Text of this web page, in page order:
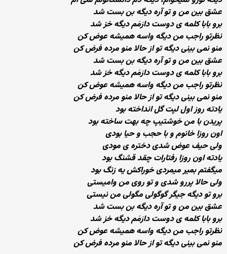
عشق بین من و تو آره دیگه بن بست شد
برو بابا کلمه ی دوست دارَمَم دیگه خز شد
نظرتو راجب من دیگه واسه همیشه عوض کن
منو نمی بینی دیگه تو از حالا منو مرده فرض کن
عشق بین من و تو آره دیگه بن بست شد
برو بابا کلمه ی دوست دارَمَم دیگه خز شد
نظرتو راجب من دیگه واسه همیشه عوض کن
منو نمی بینی دیگه تو از حالا منو مرده فرض کن
یادته روز اول لپت گل انداخته بود
پریدن با من خوشتیپ چه بهت ساخته بود
اون روزا خانوم و با حجب و حیا بودی
ولی حیف عوض شدی دختره ی مودی
یادته اون روزا رفتارات چقد قشنگ بود
میگفتم بمیر میمردی خوراكش یه زنگ بود
ولی حالا پررو شدی و تو روی من وامیستی
برو تو دیگه جیگر گوگولی مگولی من نیستی
عشق بین من و تو آره دیگه بن بست شد
برو بابا کلمه ی دوست دارَمَم دیگه خز شد
نظرتو راجب من دیگه واسه همیشه عوض کن
منو نمی بینی دیگه تو از حالا منو مرده فرض کن